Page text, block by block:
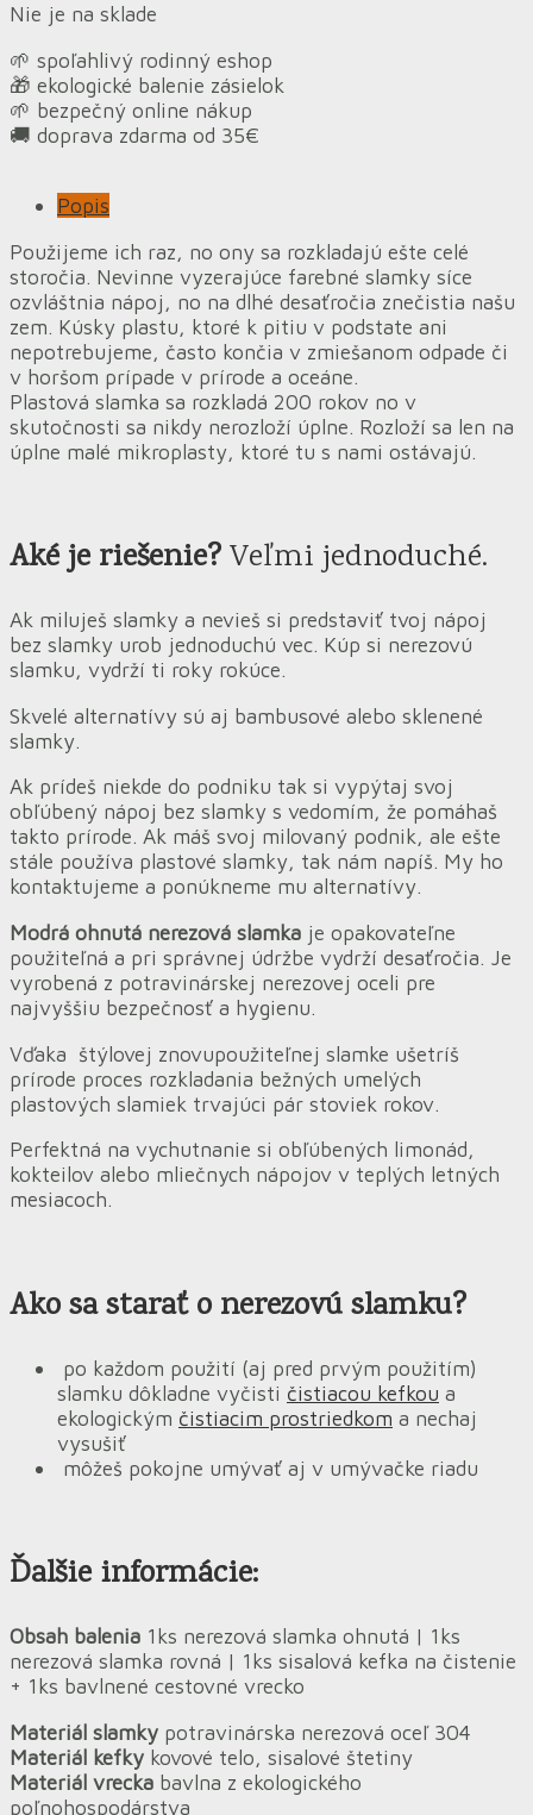
Nie je na sklade
🌱 spoľahlivý rodinný eshop
🎁 ekologické balenie zásielok
🌱 bezpečný online nákup
🚚 doprava zdarma od 35€
Popis
Použijeme ich raz, no ony sa rozkladajú ešte celé
storočia. Nevinne vyzerajúce farebné slamky síce
ozvláštnia nápoj, no na dlhé desaťročia znečistia našu
zem. Kúsky plastu, ktoré k pitiu v podstate ani
nepotrebujeme, často končia v zmiešanom odpade či
v horšom prípade v prírode a oceáne.
Plastová slamka sa rozkladá 200 rokov no v
skutočnosti sa nikdy nerozloží úplne. Rozloží sa len na
úplne malé mikroplasty, ktoré tu s nami ostávajú.
Aké je riešenie?Veľmi jednoduché.
Ak miluješ slamky a nevieš si predstaviť tvoj nápoj
bez slamky urob jednoduchú vec. Kúp si nerezovú
slamku, vydrží ti roky rokúce.
Skvelé alternatívy sú aj bambusové alebo sklenené
slamky.
Ak prídeš niekde do podniku tak si vypýtaj svoj
obľúbený nápoj bez slamky s vedomím, že pomáhaš
takto prírode. Ak máš svoj milovaný podnik, ale ešte
stále používa plastové slamky, tak nám napíš. My ho
kontaktujeme a ponúkneme mu alternatívy.
Modrá ohnutá nerezová slamka je opakovateľne
použiteľná a pri správnej údržbe vydrží desaťročia. Je
vyrobená z potravinárskej nerezovej oceli pre
najvyššiu bezpečnosť a hygienu.
Vďaka štýlovej znovupoužiteľnej slamke ušetríš
prírode proces rozkladania bežných umelých
plastových slamiek trvajúci pár stoviek rokov.
Perfektná na vychutnanie si obľúbených limonád,
kokteilov alebo mliečnych nápojov v teplých letných
mesiacoch.
Ako sa starať o nerezovú slamku?
po každom použití (aj pred prvým použitím)
slamku dôkladne vyčisti čistiacou kefkou a
ekologickým čistiacim prostriedkom a nechaj
vysušiť
môžeš pokojne umývať aj v umývačke riadu
Ďalšie informácie:
Obsah balenia 1ks nerezová slamka ohnutá | 1ks
nerezová slamka rovná | 1ks sisalová kefka na čistenie
+ 1ks bavlnené cestovné vrecko
Materiál slamky potravinárska nerezová oceľ 304
Materiál kefky kovové telo, sisalové štetiny
Materiál vrecka bavlna z ekologického
poľnohospodárstva